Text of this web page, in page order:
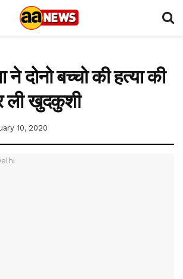
ने दोनो बच्चो की हत्या की
ली खुदकुशी
10, 2020